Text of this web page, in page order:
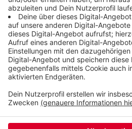
Anzeige
Anzeige